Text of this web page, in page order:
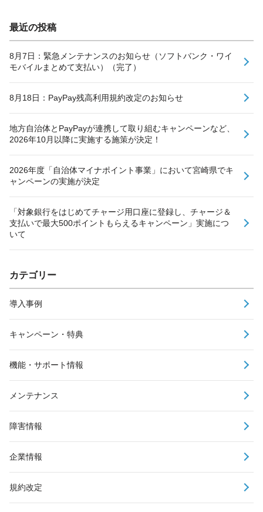
最近の投稿
8月7日：緊急メンテナンスのお知らせ（ソフトバンク・ワイ
モバイルまとめて支払い）（完了）
8月18日：PayPay残高利用規約改定のお知らせ
地方自治体とPayPayが連携して取り組むキャンペーンなど、
2026年10月以降に実施する施策が決定！
2026年度「自治体マイナポイント事業」において宮崎県でキ
ャンペーンの実施が決定
「対象銀行をはじめてチャージ用口座に登録し、チャージ＆
支払いで最大500ポイントもらえるキャンペーン」実施につ
いて
カテゴリー
導入事例
キャンペーン・特典
機能・サポート情報
メンテナンス
障害情報
企業情報
規約改定